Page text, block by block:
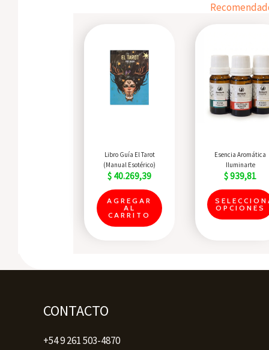
Quick View
Libro Guía El Tarot
(Manual Esotérico)
$ 40.269,39
AGREGAR
AL
CARRITO
Quick View
Esencia Aromática
Iluminarte
$939,81
OPCIONES
CONTACTO
+54 9 261 503-4870